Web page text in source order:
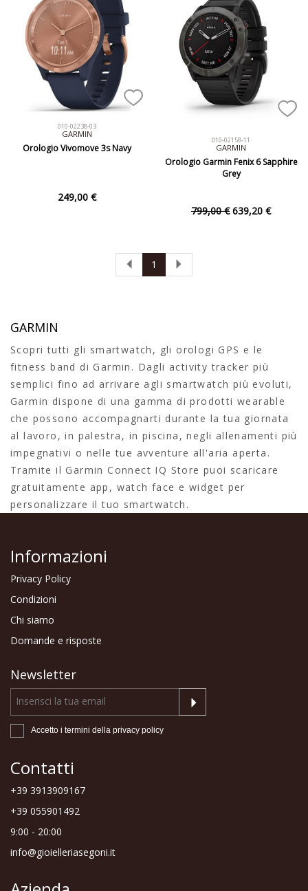
010-02238-03
GARMIN
Orologio Vivomove 3s Navy
249,00 €
010-02158-11
GARMIN
Orologio Garmin Fenix 6 Sapphire
Grey
799,00 €639,20 €
1
GARMIN
Scopri tutti gli smartwatch, gli orologi GPS e le
fitness band di Garmin. Dagli activity tracker più
semplici fino ad arrivare agli smartwatch più evoluti,
Garmin dispone di una gamma di prodotti wearable
che possono accompagnarti durante la tua giornata
al lavoro, in palestra, in piscina, negli allenamenti più
impegnativi o nelle tue avventure all'aria aperta.
Tramite il Garmin Connect IQ Store puoi scaricare
gratuitamente app, watch face e widget per
personalizzare il tuo smartwatch.
Informazioni
Privacy Policy
Condizioni
Chi siamo
Domande e risposte
Newsletter
Accetto i termini della privacy policy
Contatti
+39 3913909167
+39 055901492
9:00 - 20:00
info@gioielleriasegoni.it